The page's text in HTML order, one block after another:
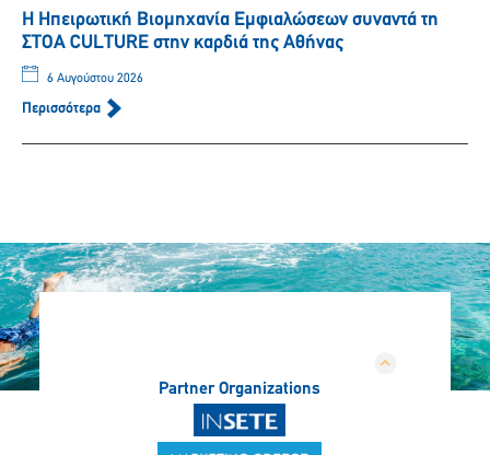
Η Ηπειρωτική Βιομηχανία Εμφιαλώσεων συναντά τη
ΣΤΟΑ CULTURE στην καρδιά της Αθήνας
6 Αυγούστου 2026
Περισσότερα
Partner Organizations